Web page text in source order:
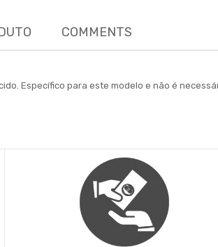
COMMENTS
Específico para este modelo e não é